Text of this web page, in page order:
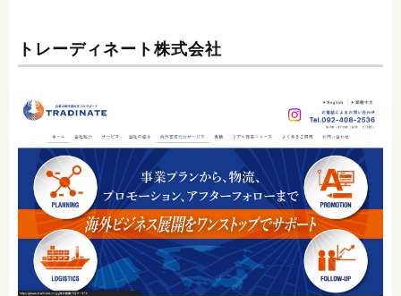
トレーディネート株式会社